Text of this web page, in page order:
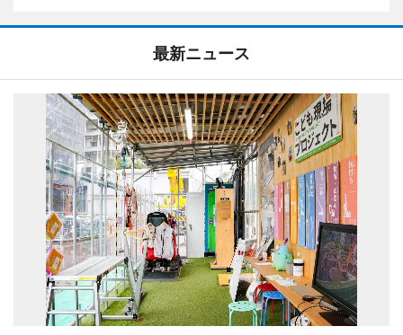
最新ニュース